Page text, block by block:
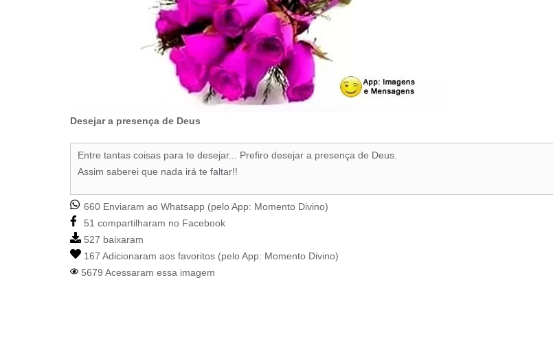
Desejar a presença de Deus
Entre tantas coisas para te desejar... Prefiro desejar a presença de Deus.
Assim saberei que nada irá te faltar!!
660 Enviaram ao Whatsapp (pelo App: Momento Divino)
51 compartilharam no Facebook
527 baixaram
167 Adicionaram aos favoritos (pelo App: Momento Divino)
5679 Acessaram essa imagem